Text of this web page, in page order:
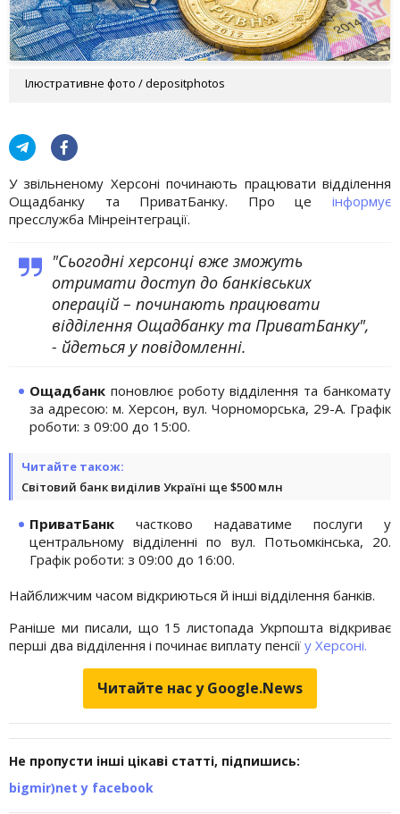
Ілюстративне фото / depositphotos
У звільненому Херсоні починають працювати відділення
Ощадбанку та ПриватБанку. Про це інформує
пресслужба Мінреінтеграції.
"Сьогодні херсонці вже зможуть
отримати доступ до банківських
операцій – починають працювати
відділення Ощадбанку та ПриватБанку",
- йдеться у повідомленні.
Ощадбанк поновлює роботу відділення та банкомату
за адресою: м. Херсон, вул. Чорноморська, 29-А. Графік
роботи: з 09:00 до 15:00.
Читайте також:
Світовий банк виділив Україні ще $500 млн
ПриватБанк частково надаватиме послуги у
центральному відділенні по вул. Потьомкінська, 20.
Графік роботи: з 09:00 до 16:00.
Найближчим часом відкриються й інші відділення банків.
Раніше ми писали, що 15 листопада Укрпошта відкриває
перші два відділення і починає виплату пенсії у Херсоні.
Читайте нас у Google.News
Не пропусти інші цікаві статті, підпишись:
bigmir)net у facebook